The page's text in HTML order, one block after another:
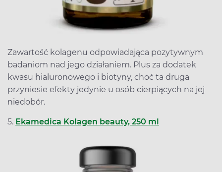
Zawartość kolagenu odpowiadająca pozytywnym
badaniom nad jego działaniem. Plus za dodatek
kwasu hialuronowego i biotyny, choć ta druga
przyniesie efekty jedynie u osób cierpiących na jej
niedobór.
5. Ekamedica Kolagen beauty, 250 ml